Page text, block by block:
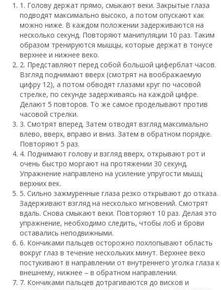
1. Голову держат прямо, смыкают веки. Закрытые глаза
подводят максимально высоко, а потом опускают как
можно ниже. В каждом положении задерживаются на
несколько секунд. Повторяют манипуляции 10 раз. Таким
образом тренируются мышцы, которые держат в тонусе
верхнее и нижнее веко.
2. Представляют перед собой большой циферблат часов.
Взгляд поднимают вверх (смотрят на воображаемую
цифру 12), а потом обводят глазами круг по часовой
стрелке, по секунде задерживаясь на каждой цифре.
Делают 5 повторов. То же самое проделывают против
часовой стрелки.
3. Смотрят вперед. Затем отводят взгляд максимально
влево, вверх, вправо и вниз. Затем в обратном порядке.
Повторяют 5 раз.
4. Поднимают голову и взгляд вверх, открывают рот и
очень быстро моргают на протяжении 30 секунд.
Упражнение направлено на усиление упругости мышц
верхних век.
5. Сильно зажмуренные глаза резко открывают до отказа.
Задерживают взгляд на несколько мгновений. Смотрят
вдаль. Снова смыкают веки. Повторяют 10 раз. Делая это
упражнение, необходимо следить, чтобы лоб и брови
оставались неподвижными.
6. Кончиками пальцев осторожно похлопывают область
вокруг глаз в течение нескольких минут. Верхнее веко
постукивают в направлении от внутреннего уголка глаза к
внешнему, нижнее – в обратном направлении.
7. Кончиками пальцев дотрагиваются до висков и